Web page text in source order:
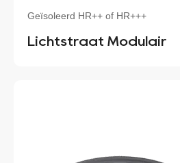
Geïsoleerd HR++ of HR+++
Lichtstraat Modulair